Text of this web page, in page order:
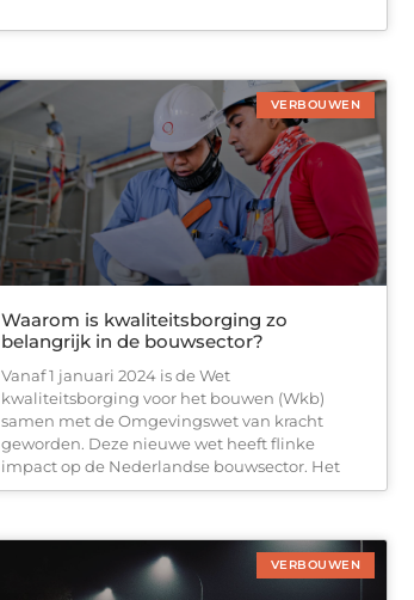
VERBOUWEN
Waarom is kwaliteitsborging zo
belangrijk in de bouwsector?
Vanaf 1 januari 2024 is de Wet
kwaliteitsborging voor het bouwen (Wkb)
samen met de Omgevingswet van kracht
geworden. Deze nieuwe wet heeft flinke
impact op de Nederlandse bouwsector. Het
VERBOUWEN